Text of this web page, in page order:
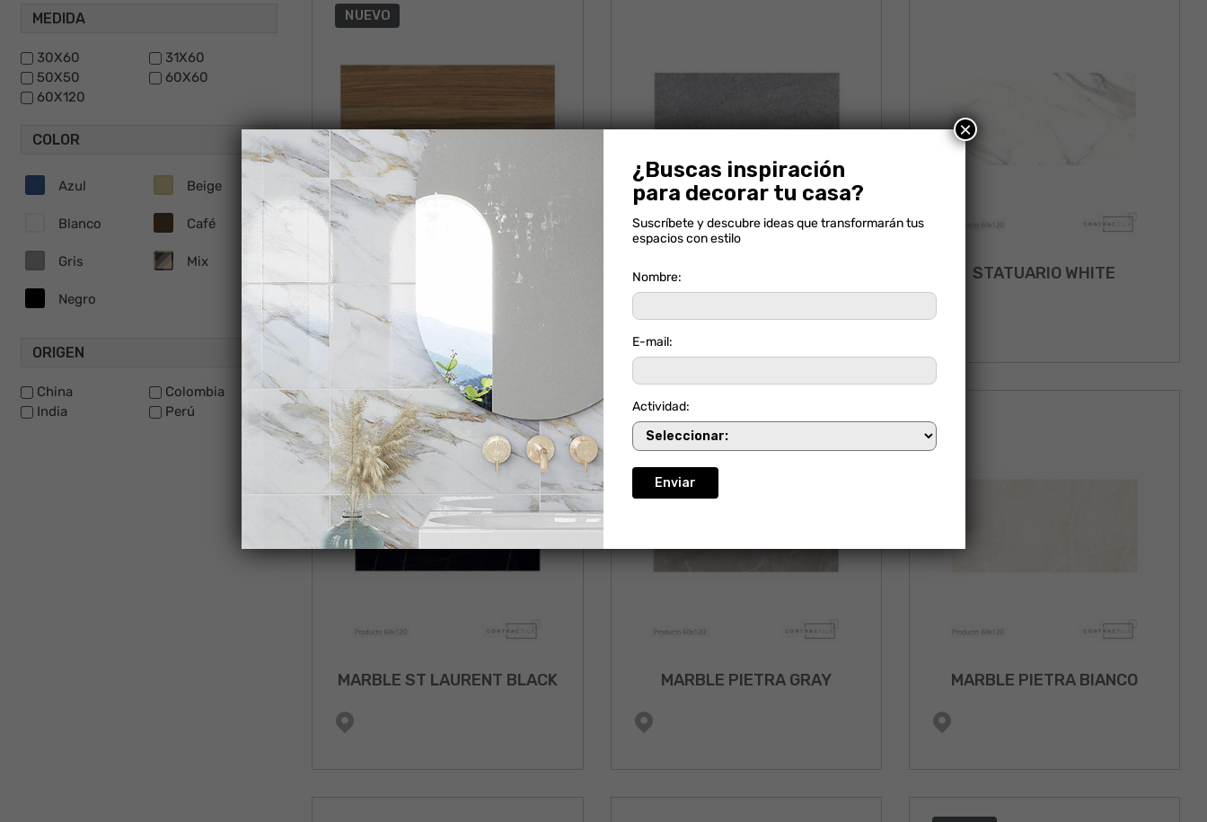
MEDIDA
30X60
31X60
50X50
60X60
60X120
COLOR
Azul Beige
Blanco Café
Gris Mix
Negro
ORIGEN
China
Colombia
India
Perú
NUEVO
STATUARIO WHITE
MARBLE ST LAURENT BLACK MARBLE PIETRA GRAY MARBLE PIETRA BIANCO
¿Buscas inspiración
para decorar tu casa?
Suscríbete y descubre ideas que transformarán tus
espacios con estilo
Nombre:
E-mail:
Actividad:
×